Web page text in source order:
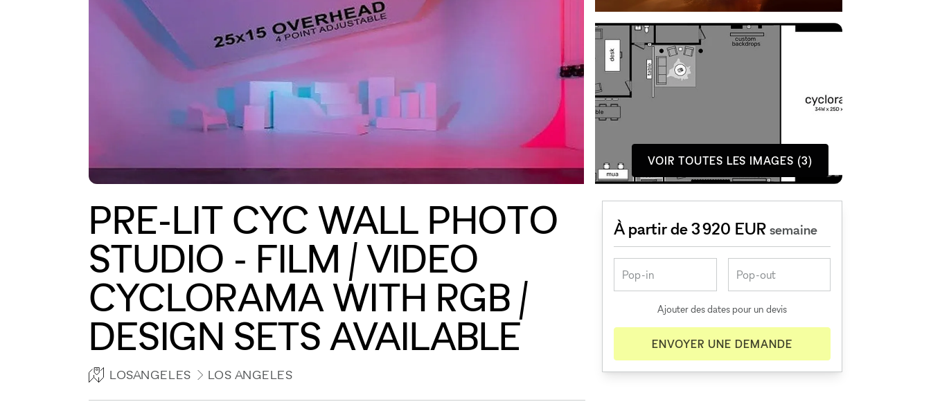
VOIR TOUTES LES IMAGES (3)
PRE-LIT CYC WALL PHOTO
STUDIO - FILM / VIDEO
CYCLORAMA WITH RGB /
DESIGN SETS AVAILABLE
LOSANGELES LOS ANGELES
À partir de 3 920 EURsemaine
Ajouter des dates pour un devis
ENVOYER UNE DEMANDE